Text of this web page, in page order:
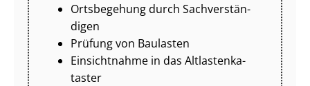
Ortsbegehung durch Sach­ver­stän­
di­gen
Prüfung von Baulasten
Einsichtnahme in das Alt­las­ten­ka­
tas­ter